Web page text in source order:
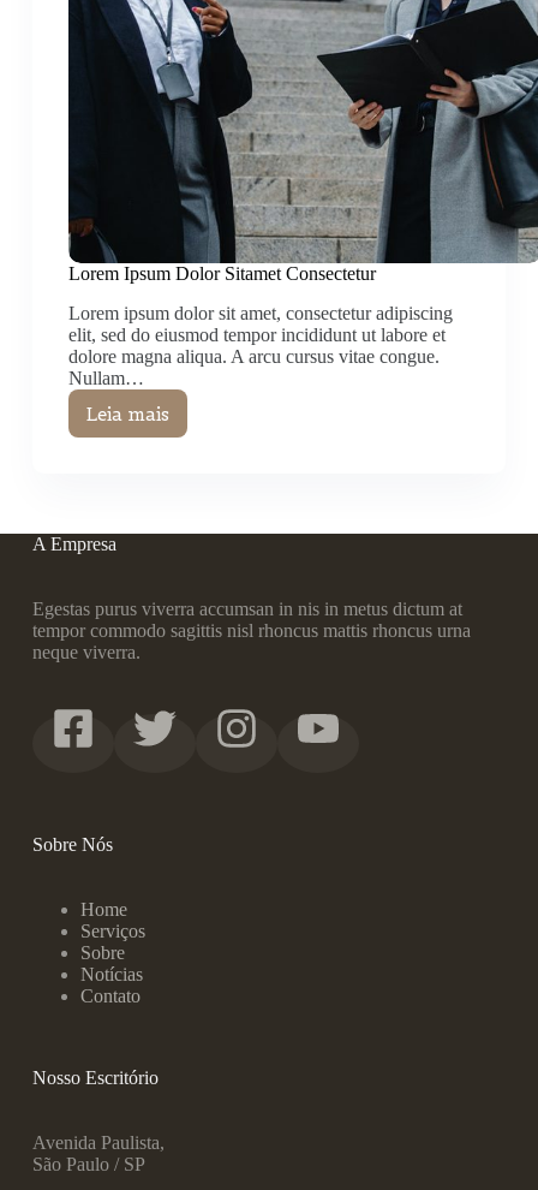
Lorem Ipsum Dolor Sitamet Consectetur
Lorem ipsum dolor sit amet, consectetur adipiscing
elit, sed do eiusmod tempor incididunt ut labore et
dolore magna aliqua. A arcu cursus vitae congue.
Nullam…
Leia mais
Lorem
A Empresa
Egestas purus viverra accumsan in nis in metus dictum at
tempor commodo sagittis nisl rhoncus mattis rhoncus urna
neque viverra.
Sobre Nós
Home
Serviços
Sobre
Notícias
Contato
Nosso Escritório
Avenida Paulista,
São Paulo / SP